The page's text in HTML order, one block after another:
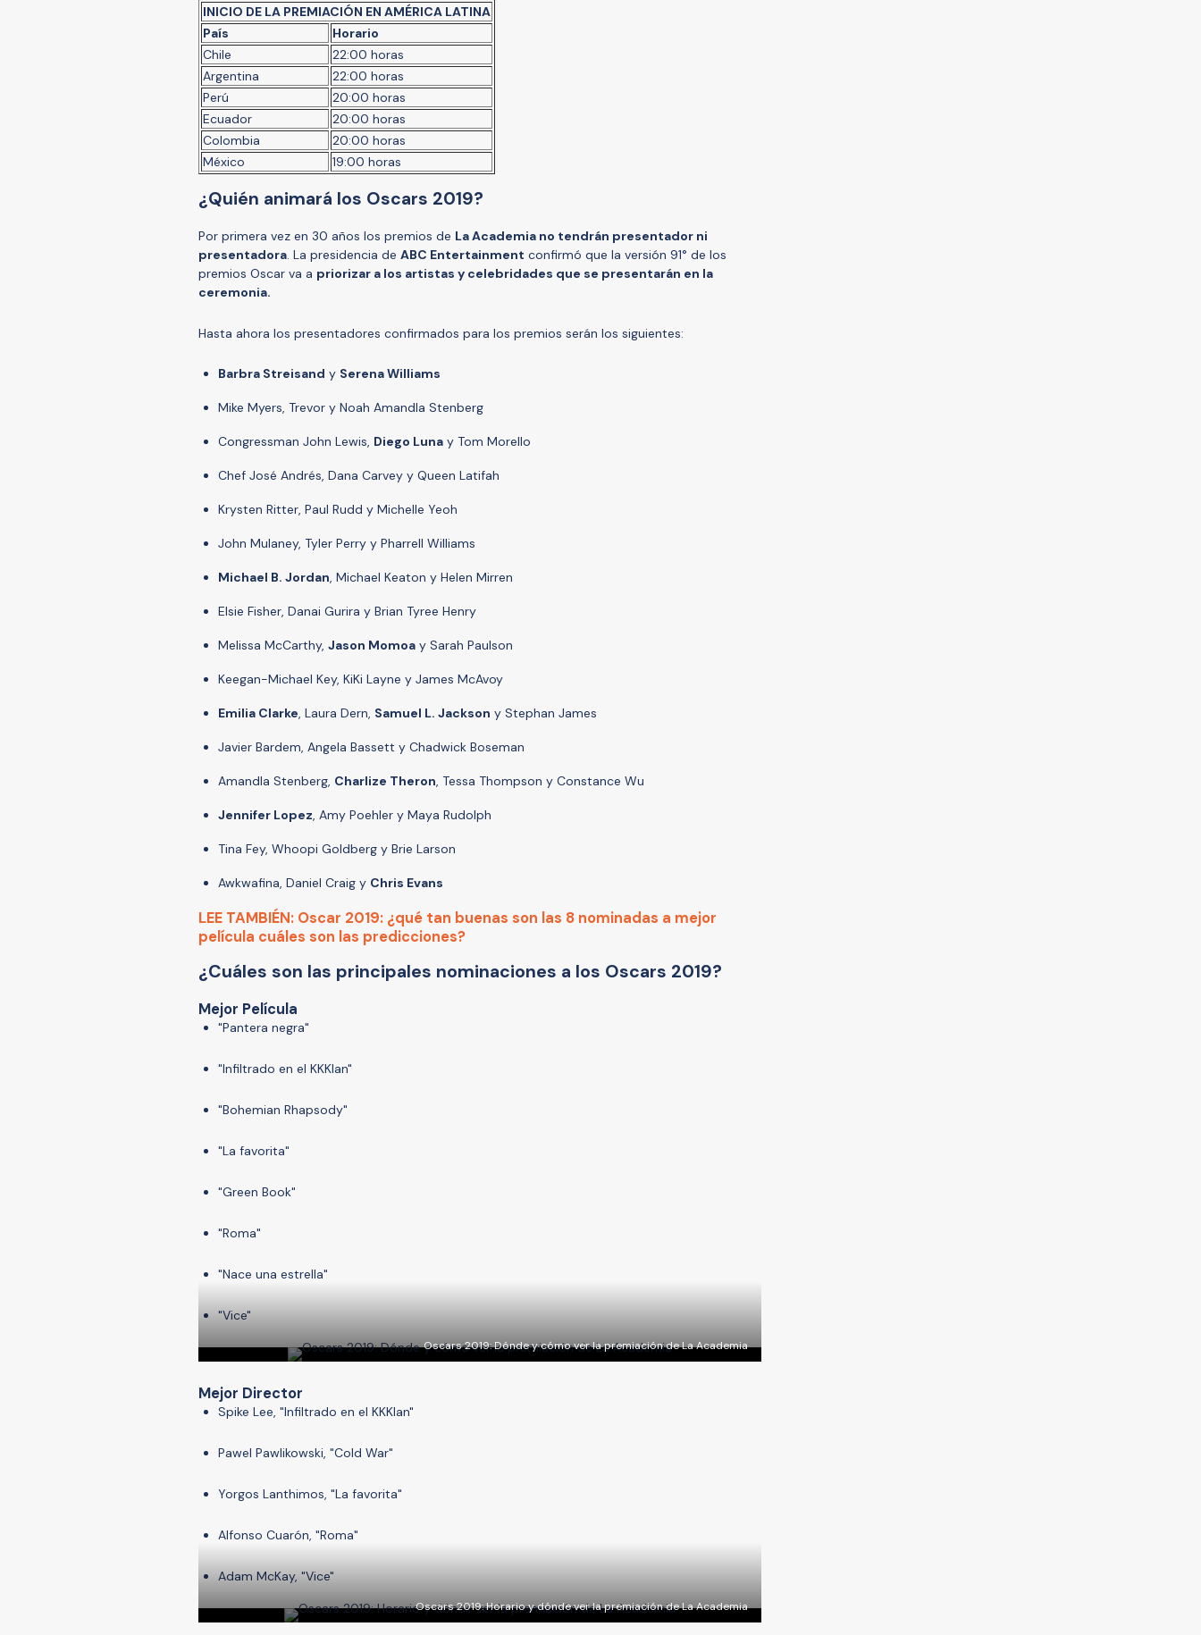
INICIO DE LA PREMIACIÓN EN AMÉRICA LATINA
País
Horario
Chile
22:00 horas
Argentina
22:00 horas
Perú
20:00 horas
Ecuador
20:00 horas
Colombia
20:00 horas
México
19:00 horas
¿Quién animará los Oscars 2019?
Por primera vez en 30 años los premios de La Academia no tendrán presentador ni
presentadora. La presidencia de ABC Entertainment confirmó que la versión 91° de los
premios Oscar va a priorizar a los artistas y celebridades que se presentarán en la
ceremonia.
Hasta ahora los presentadores confirmados para los premios serán los siguientes:
Barbra Streisand y Serena Williams
Mike Myers, Trevor y Noah Amandla Stenberg
Congressman John Lewis, Diego Luna y Tom Morello
Chef José Andrés, Dana Carvey y Queen Latifah
Krysten Ritter, Paul Rudd y Michelle Yeoh
John Mulaney, Tyler Perry y Pharrell Williams
Michael B. Jordan, Michael Keaton y Helen Mirren
Elsie Fisher, Danai Gurira y Brian Tyree Henry
Melissa McCarthy, Jason Momoa y Sarah Paulson
Keegan-Michael Key, KiKi Layne y James McAvoy
Emilia Clarke, Laura Dern, Samuel L. Jackson y Stephan James
Javier Bardem, Angela Bassett y Chadwick Boseman
Amandla Stenberg, Charlize Theron, Tessa Thompson y Constance Wu
Jennifer Lopez, Amy Poehler y Maya Rudolph
Tina Fey, Whoopi Goldberg y Brie Larson
Awkwafina, Daniel Craig y Chris Evans
LEE TAMBIÉN: Oscar 2019: ¿qué tan buenas son las 8 nominadas a mejor
película cuáles son las predicciones?
¿Cuáles son las principales nominaciones a los Oscars 2019?
Mejor Película
"Pantera negra"
"Infiltrado en el KKKlan"
"Bohemian Rhapsody"
"La favorita"
"Green Book"
"Roma"
"Nace una estrella"
"Vice"
Oscars 2019: Dónde y cómo ver la premiación de La Academia
Mejor Director
Spike Lee, "Infiltrado en el KKKlan"
Pawel Pawlikowski, "Cold War"
Yorgos Lanthimos, "La favorita"
Alfonso Cuarón, "Roma"
Adam McKay, "Vice"
Oscars 2019: Horario y dónde ver la premiación de La Academia